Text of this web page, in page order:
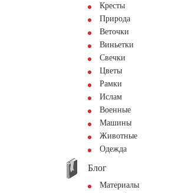
Кресты
Природа
Веточки
Виньетки
Свечки
Цветы
Рамки
Ислам
Военные
Машины
Животные
Одежда
Блог
Материалы